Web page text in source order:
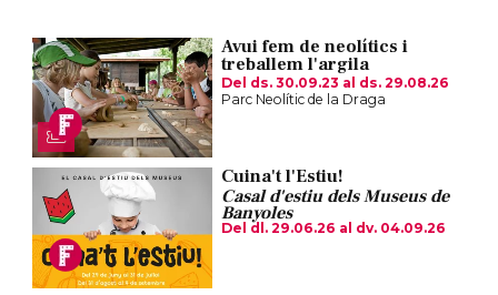
Avui fem de neolítics i
treballem l'argila
Del ds. 30.09.23 al ds. 29.08.26
Parc Neolític de la Draga
Cuina't l'Estiu!
Casal d'estiu dels Museus de
Banyoles
Del dl. 29.06.26 al dv. 04.09.26